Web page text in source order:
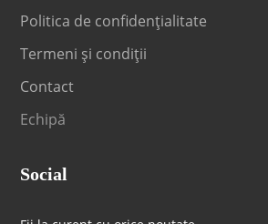
Politica de confidențialitate
Termeni și condiții
Contact
Echipă
Social